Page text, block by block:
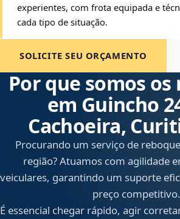
experientes, com frota equipada e
cada tipo de situação.
SOLICITE SEU ORÇAMENTO
Por que somos
em Guincho
Cachoeira,
Procurando um serviço de
região? Atuamos com agilidade
veiculares, garantindo um suporte
preço competitivo.
É essencial chegar rápido, agir